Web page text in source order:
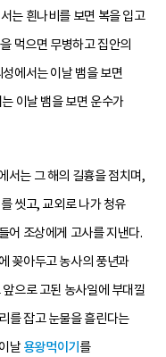
는 흰나비를 보면 복을 입고
먹으면 무병하고 집안의
에서는 이날 뱀을 보면
이날 뱀을 보면 운수가
서는 그 해의 길흉을 점치며,
씻고, 교외로 나가 청유
어 조상에게 고사를 지낸다.
꽂아두고 농사의 풍년과
으로 고된 농사일에 부대낄
를 잡고 눈물을 흘린다는
날 용왕먹이기 를